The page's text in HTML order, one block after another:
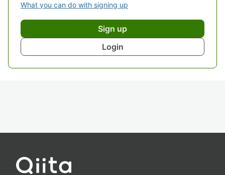
What you can do with signing up
Sign up
Login